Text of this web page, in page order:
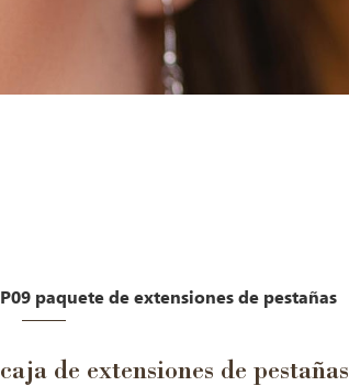
P09 paquete de extensiones de pestañas
caja de extensiones de pestañas